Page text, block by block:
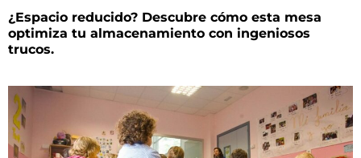
¿Espacio reducido? Descubre cómo esta mesa
optimiza tu almacenamiento con ingeniosos
trucos.